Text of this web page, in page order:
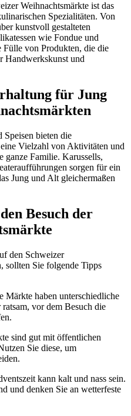
Weihnachtsmärkte ist das
Spezialitäten. Von
kunstvoll gestalteten
wie Fondue und
von Produkten, die die
Handwerkskunst und
für Jung
Speisen bieten die
Vielzahl von Aktivitäten und
ganze Familie. Karussells,
sorgen für ein
Jung und Alt gleichermaßen
Besuch der
den Schweizer
sollten Sie folgende Tipps
Märkte haben unterschiedliche
vor dem Besuch die
sind gut mit öffentlichen
Sie diese, um
kann kalt und nass sein.
und denken Sie an wetterfeste